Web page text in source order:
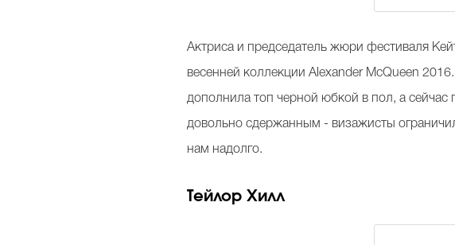
Актриса и председатель жюри фестиваля
весенней коллекции Alexander McQueen
дополнила топ черной юбкой в пол, а
довольно сдержанным - визажисты
нам надолго.
Тейлор Хилл